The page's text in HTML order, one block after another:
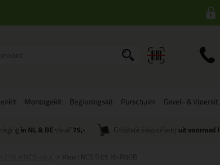
Montagekit Beglazingskit Purschuim Gevel- & Vloerkit
in NL & BEvanaf 75,- Grootste assortiment uit voorraad
Kleur: NCS S 0515-R80B